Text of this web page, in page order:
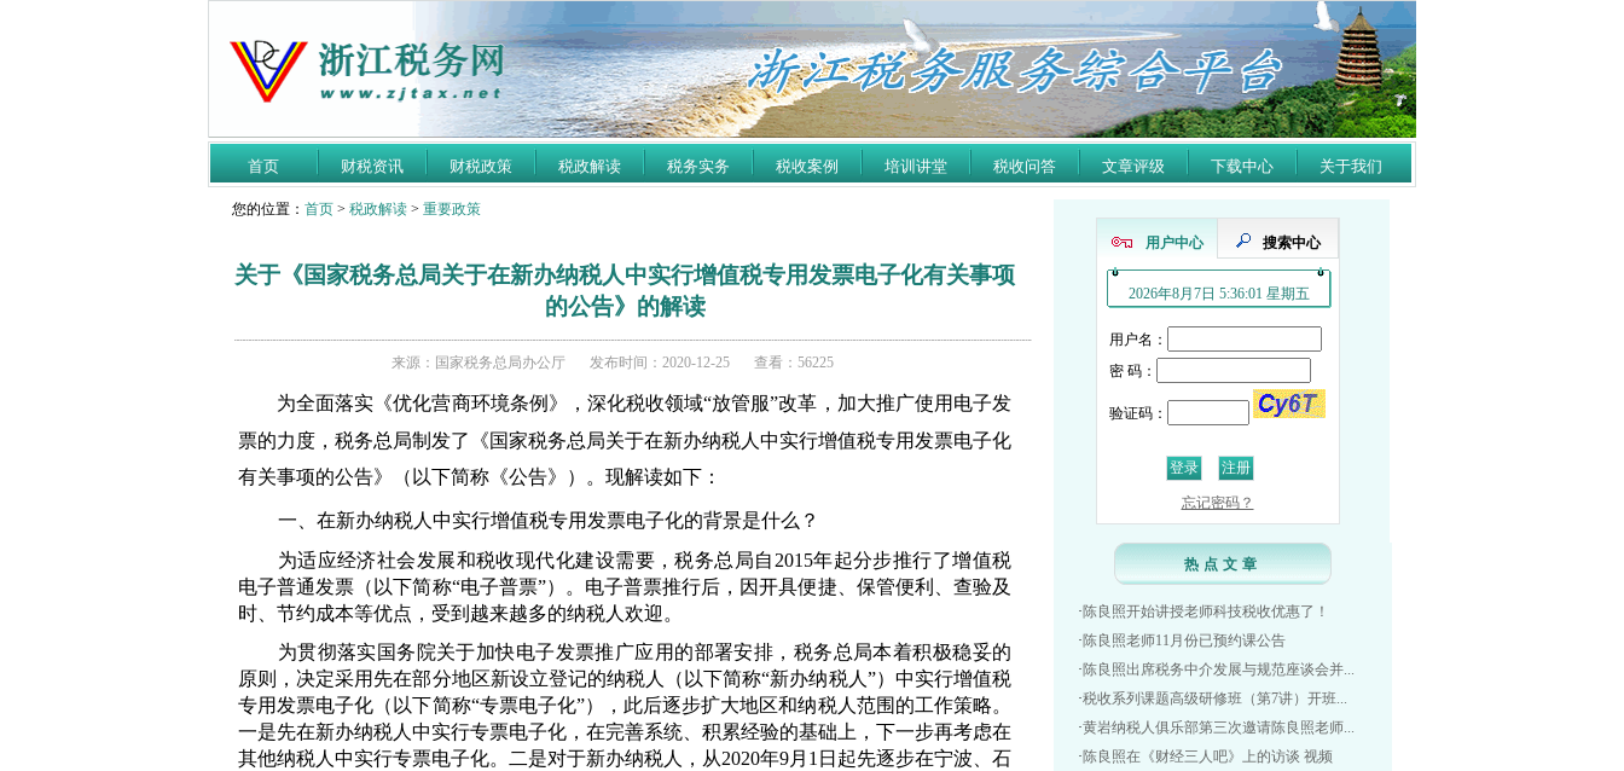
首页 财税资讯 财税政策 税政解读 税务实务 税收案例 培训讲堂 税收问答 文章评级 下载中心 关于我们
您的位置： 首页 > 税政解读 > 重要政策
关于《国家税务总局关于在新办纳税人中实行增值税专用发票电子化有关事项
的公告》的解读
来源：国家税务总局办公厅 发布时间：2020-12-25 查看：56225
为全面落实《优化营商环境条例》，深化税收领域“放管服”改革，加大推广使用电子发
票的力度，税务总局制发了《国家税务总局关于在新办纳税人中实行增值税专用发票电子化
有关事项的公告》（以下简称《公告》）。现解读如下：
一、在新办纳税人中实行增值税专用发票电子化的背景是什么？
为适应经济社会发展和税收现代化建设需要，税务总局自 2015年起分步推行了增值税
电子普通发票（以下简称“电子普票”）。电子普票推行后，因开具便捷、保管便利、查验及
时、节约成本等优点，受到越来越多的纳税人欢迎。
为贯彻落实国务院关于加快电子发票推广应用的部署安排，税务总局本着积极稳妥的
原则，决定采用先在部分地区新设立登记的纳税人（以下简称“新办纳税人”）中实行增值税
专用发票电子化（以下简称“专票电子化”），此后逐步扩大地区和纳税人范围的工作策略。
一是先在新办纳税人中实行专票电子化，在完善系统、积累经验的基础上，下一步再考虑在
其他纳税人中实行专票电子化。二是对于新办纳税人，从2020年9月 1 日起先逐步在宁波、石
用户中心 搜索中心
2026年8月7日 5:36:02 星期五
用户名：
密 码：
验证码：
忘记密码？
热点文章
·陈良照开始讲授老师科技税收优惠了！
·陈良照老师11月份已预约课公告
·陈良照出席税务中介发展与规范座谈会并...
·税收系列课题高级研修班（第7讲）开班...
·黄岩纳税人俱乐部第三次邀请陈良照老师...
·陈良照在《财经三人吧》上的访谈 视频